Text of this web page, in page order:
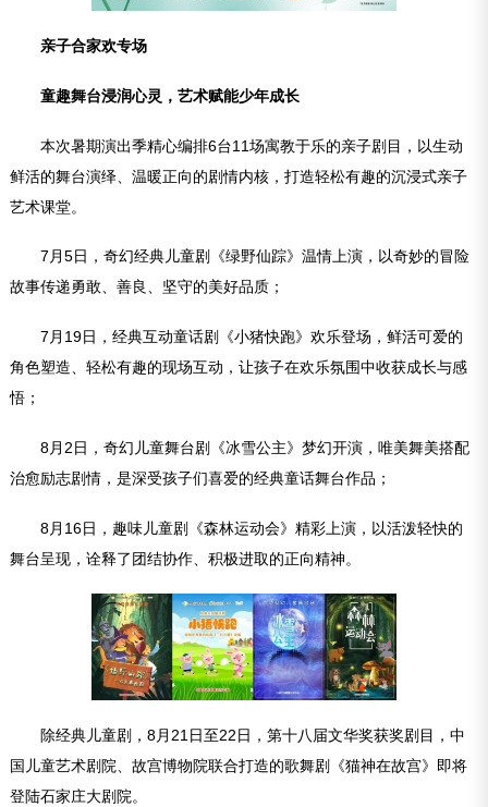
亲子合家欢专场
童趣舞台浸润心灵，艺术赋能少年成长
本次暑期演出季精心编排6台11场寓教于乐的亲子剧目，以生动
鲜活的舞台演绎、温暖正向的剧情内核，打造轻松有趣的沉浸式亲子
艺术课堂。
7月5日，奇幻经典儿童剧《绿野仙踪》温情上演，以奇妙的冒险
故事传递勇敢、善良、坚守的美好品质；
7月19日，经典互动童话剧《小猪快跑》欢乐登场，鲜活可爱的
角色塑造、轻松有趣的现场互动，让孩子在欢乐氛围中收获成长与感
悟；
8月2日，奇幻儿童舞台剧《冰雪公主》梦幻开演，唯美舞美搭配
治愈励志剧情，是深受孩子们喜爱的经典童话舞台作品；
8月16日，趣味儿童剧《森林运动会》精彩上演，以活泼轻快的
舞台呈现，诠释了团结协作、积极进取的正向精神。
除经典儿童剧，8月21日至22日，第十八届文华奖获奖剧目，中
国儿童艺术剧院、故宫博物院联合打造的歌舞剧《猫神在故宫》即将
登陆石家庄大剧院。